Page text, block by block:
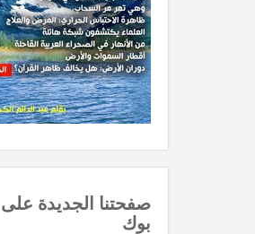
صفحتنا الجديدة
بوك